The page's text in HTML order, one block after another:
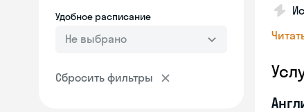
Удобное расписание
Не выбрано
Сбросить фильтры